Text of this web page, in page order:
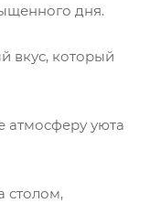
дня.
вкус, который
атмосферу уюта
столом,